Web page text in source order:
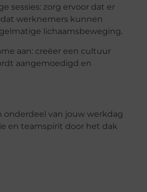
sessies: zorg ervoor dat er
werknemers kunnen
lichaamsbeweging.
aan: creëer een cultuur
aangemoedigd en
onderdeel van jouw werkdag
en teamspirit door het dak